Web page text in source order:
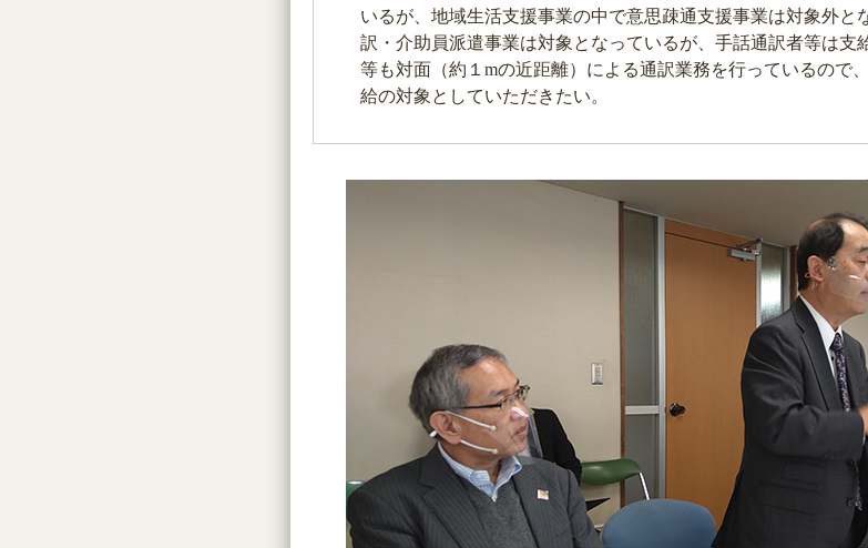
いるが、地域生活支援事業の中で意思疎通支援事業は対象外と
訳・介助員派遣事業は対象となっているが、手話通訳者等は支
等も対面（約１mの近距離）による通訳業務を行っているので
給の対象としていただきたい。